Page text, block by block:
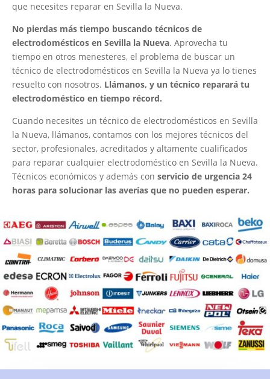
que necesites reparar en Sevilla la Nueva.
No pierdas más tiempo buscando técnicos de
electrodomésticos en Sevilla la Nueva. Aprovecha tu
tiempo en otros menesteres, el problema de buscar un
técnico de electrodomésticos en Sevilla la Nueva ya lo tienes
resuelto con nosotros. Llámanos, y un técnico reparará tu
electrodoméstico en tiempo récord.
Cuando necesites un técnico de electrodomésticos en Sevilla
la Nueva, llámanos, contamos con los mejores técnicos del
sector, profesionales, acreditados y altamente cualificados
para reparar cualquier electrodoméstico en Sevilla la Nueva.
Técnicos económicos y además con servicio de urgencia 24
horas para solucionar las averías que no pueden esperar.